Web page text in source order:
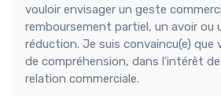
vouloir envisager un geste
remboursement partiel, un avoir ou
réduction. Je suis convaincu(e) que
de compréhension, dans l'intérêt
relation commerciale.